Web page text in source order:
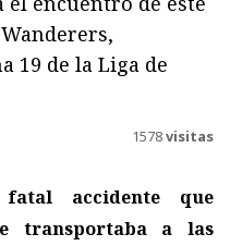
19 de la Liga de
1578visitas
fatal accidente que
transportaba a las